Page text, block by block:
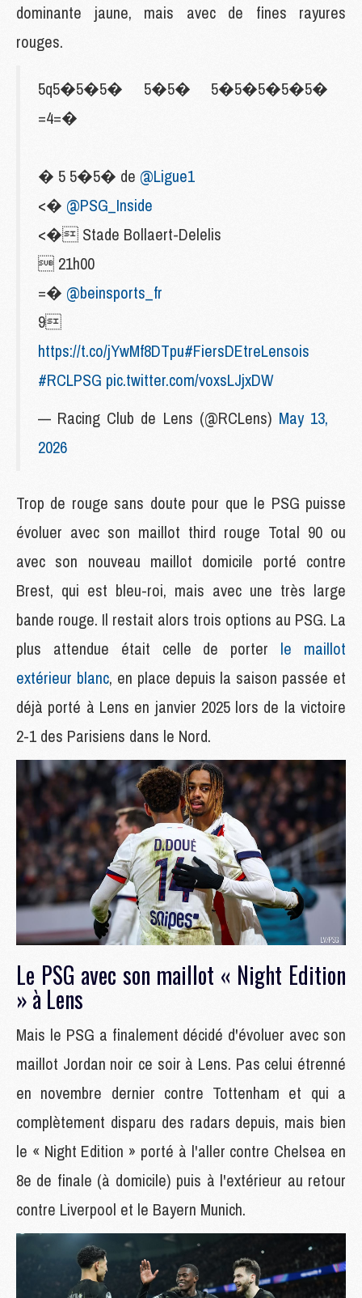
dominante jaune, mais avec de fines rayures
rouges.
5q5�5�5� 5�5� 5�5�5�5�5�
=4=�
� 5 5�5� de @Ligue1
<� @PSG_Inside
<� Stade Bollaert-Delelis
 21h00
=� @beinsports_fr
9
https://t.co/jYwMf8DTpu#FiersDEtreLensois
#RCLPSG pic.twitter.com/voxsLJjxDW
— Racing Club de Lens (@RCLens) May 13,
2026
Trop de rouge sans doute pour que le PSG puisse
évoluer avec son maillot third rouge Total 90 ou
avec son nouveau maillot domicile porté contre
Brest, qui est bleu-roi, mais avec une très large
bande rouge. Il restait alors trois options au PSG. La
plus attendue était celle de porter le maillot
extérieur blanc, en place depuis la saison passée et
déjà porté à Lens en janvier 2025 lors de la victoire
2-1 des Parisiens dans le Nord.
Le PSG avec son maillot « Night Edition
» à Lens
Mais le PSG a finalement décidé d'évoluer avec son
maillot Jordan noir ce soir à Lens. Pas celui étrenné
en novembre dernier contre Tottenham et qui a
complètement disparu des radars depuis, mais bien
le « Night Edition » porté à l'aller contre Chelsea en
8e de finale (à domicile) puis à l'extérieur au retour
contre Liverpool et le Bayern Munich.